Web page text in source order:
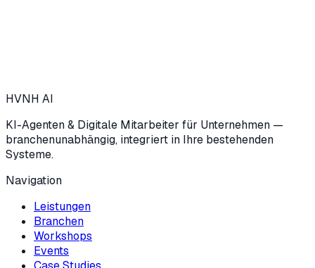
HVNH AI
KI-Agenten & Digitale Mitarbeiter für Unternehmen —
branchenunabhängig, integriert in Ihre bestehenden
Systeme.
Navigation
Leistungen
Branchen
Workshops
Events